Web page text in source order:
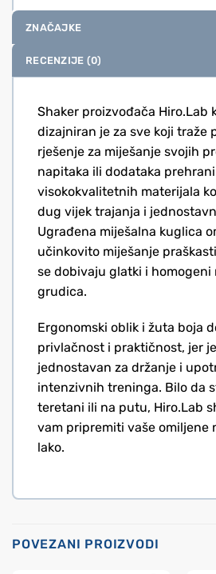
ZNAČAJKE
RECENZIJE (0)
Shaker proizvođača Hiro.Lab
dizajniran je za sve koji traže
rješenje za miješanje svojih
napitaka ili dodataka
visokokvalitetnih materijala
dug vijek trajanja i
Ugrađena miješalna kuglica
učinkovito miješanje
se dobivaju glatki i homogeni
grudica.
Ergonomski oblik i žuta boja
privlačnost i praktičnost, jer
jednostavan za držanje i
intenzivnih treninga. Bilo da
teretani ili na putu, Hiro.Lab
vam pripremiti vaše omiljene
lako.
POVEZANI PROIZVODI